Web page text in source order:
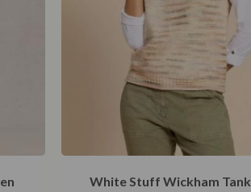
White Stuff Wickham Tank